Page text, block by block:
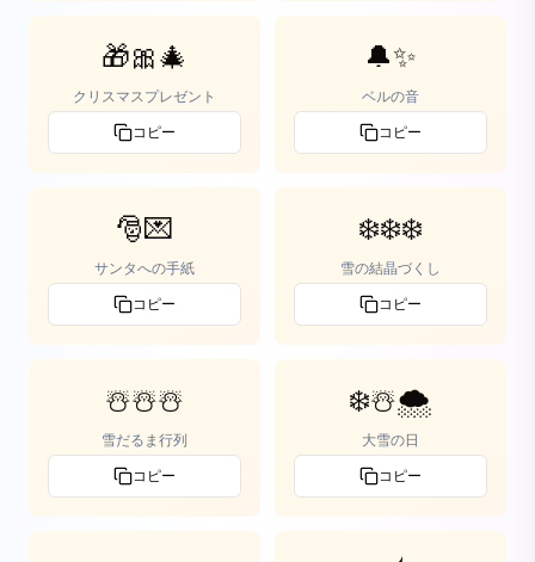
🎁🎀🎄
クリスマスプレゼント
コピー
🔔✨
ベルの音
コピー
🎅💌
サンタへの手紙
コピー
❄️❄️❄️
雪の結晶づくし
コピー
☃️☃️☃️
雪だるま行列
コピー
❄️☃️🌨️
大雪の日
コピー